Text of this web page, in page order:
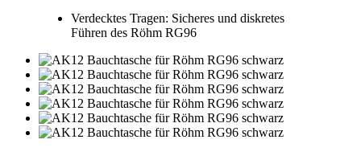
Verdecktes Tragen: Sicheres und diskretes
Führen des Röhm RG96